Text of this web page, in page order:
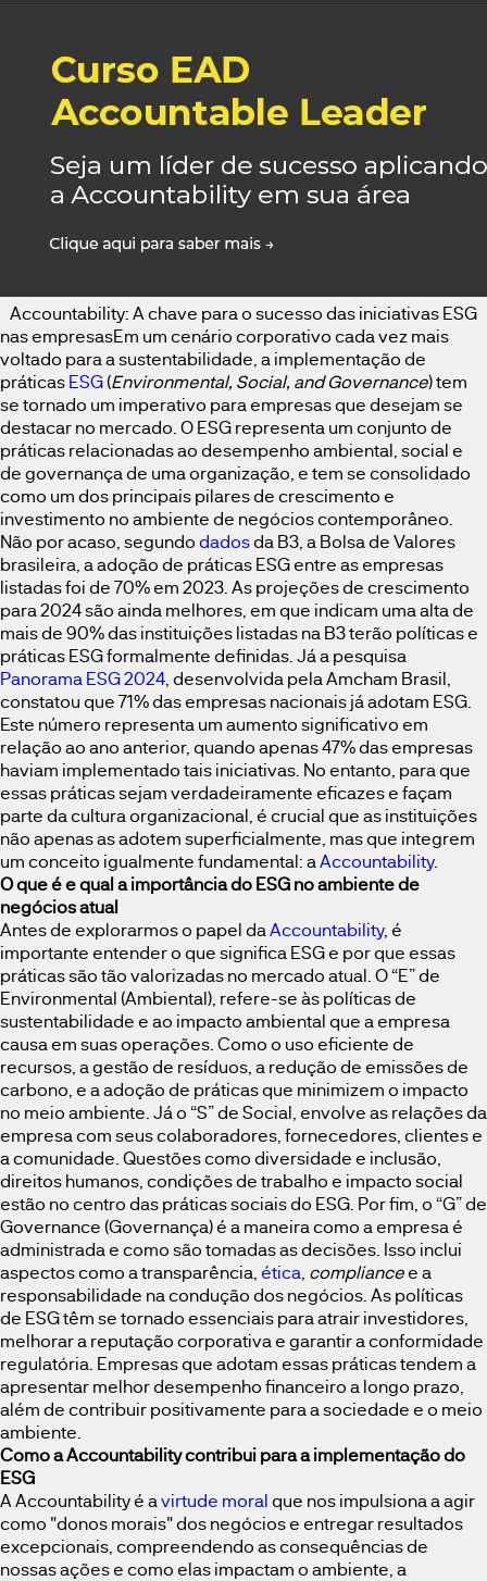
Accountability: A chave para o sucesso das iniciativas ESG
nas empresasEm um cenário corporativo cada vez mais
voltado para a sustentabilidade, a implementação de
práticasESG(Environmental, Social, and Governance) tem
se tornado um imperativo para empresas que desejam se
destacar no mercado. O ESG representa um conjunto de
práticas relacionadas ao desempenho ambiental, social e
de governança de uma organização, e tem se consolidado
como um dos principais pilares de crescimento e
investimento no ambiente de negócios contemporâneo.
Não por acaso, segundodadosda B3, a Bolsa de Valores
brasileira, a adoção de práticas ESG entre as empresas
listadas foi de 70% em 2023. As projeções de crescimento
para 2024 são ainda melhores, em que indicam uma alta de
mais de 90% das instituições listadas na B3 terão políticas e
práticas ESG formalmente definidas. Já a pesquisa
Panorama ESG 2024 , desenvolvida pela Amcham Brasil,
constatou que 71% das empresas nacionais já adotam ESG.
Este número representa um aumento significativo em
relação ao ano anterior, quando apenas 47% das empresas
haviam implementado tais iniciativas. No entanto, para que
essas práticas sejam verdadeiramente eficazes e façam
parte da cultura organizacional, é crucial que as instituições
não apenas as adotem superficialmente, mas que integrem
um conceito igualmente fundamental: aAccountability.
O que é e qual a importância do ESG no ambiente de
negócios atual
Antes de explorarmos o papel daAccountability, é
importante entender o que significa ESG e por que essas
práticas são tão valorizadas no mercado atual. O “E” de
Environmental (Ambiental), refere-se às políticas de
sustentabilidade e ao impacto ambiental que a empresa
causa em suas operações. Como o uso eficiente de
recursos, a gestão de resíduos, a redução de emissões de
carbono, e a adoção de práticas que minimizem o impacto
no meio ambiente. Já o “S” de Social, envolve as relações da
empresa com seus colaboradores, fornecedores, clientes e
a comunidade. Questões como diversidade e inclusão,
direitos humanos, condições de trabalho e impacto social
estão no centro das práticas sociais do ESG. Por fim, o “G” de
Governance (Governança) é a maneira como a empresa é
administrada e como são tomadas as decisões. Isso inclui
aspectos como a transparência, ética compliancee a
responsabilidade na condução dos negócios. As políticas
de ESG têm se tornado essenciais para atrair investidores,
melhorar a reputação corporativa e garantir a conformidade
regulatória. Empresas que adotam essas práticas tendem a
apresentar melhor desempenho financeiro a longo prazo,
além de contribuir positivamente para a sociedade e o meio
ambiente.
Como a Accountability contribui para a implementação do
ESG
A Accountability é avirtude moralque nos impulsiona a agir
como "donos morais" dos negócios e entregar resultados
excepcionais, compreendendo as consequências de
nossas ações e como elas impactam o ambiente, a